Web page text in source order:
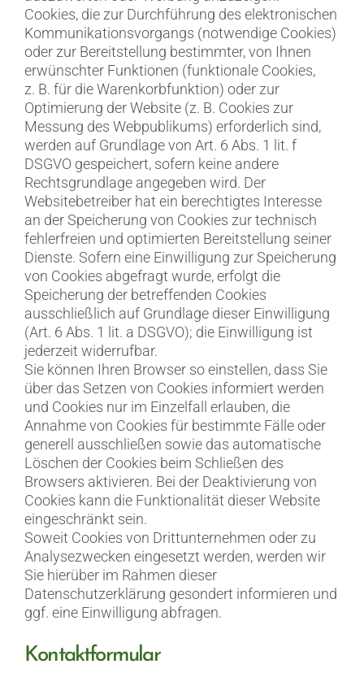
Cookies, die zur Durchführung des elektronischen
Kommunikationsvorgangs (notwendige Cookies)
oder zur Bereitstellung bestimmter, von Ihnen
erwünschter Funktionen (funktionale Cookies,
z. B. für die Warenkorbfunktion) oder zur
Optimierung der Website (z. B. Cookies zur
Messung des Webpublikums) erforderlich sind,
werden auf Grundlage von Art. 6 Abs. 1 lit. f
DSGVO gespeichert, sofern keine andere
Rechtsgrundlage angegeben wird. Der
Websitebetreiber hat ein berechtigtes Interesse
an der Speicherung von Cookies zur technisch
fehlerfreien und optimierten Bereitstellung seiner
Dienste. Sofern eine Einwilligung zur Speicherung
von Cookies abgefragt wurde, erfolgt die
Speicherung der betreffenden Cookies
ausschließlich auf Grundlage dieser Einwilligung
(Art. 6 Abs. 1 lit. a DSGVO); die Einwilligung ist
jederzeit widerrufbar.
Sie können Ihren Browser so einstellen, dass Sie
über das Setzen von Cookies informiert werden
und Cookies nur im Einzelfall erlauben, die
Annahme von Cookies für bestimmte Fälle oder
generell ausschließen sowie das automatische
Löschen der Cookies beim Schließen des
Browsers aktivieren. Bei der Deaktivierung von
Cookies kann die Funktionalität dieser Website
eingeschränkt sein.
Soweit Cookies von Drittunternehmen oder zu
Analysezwecken eingesetzt werden, werden wir
Sie hierüber im Rahmen dieser
Datenschutzerklärung gesondert informieren und
ggf. eine Einwilligung abfragen.
Kontaktformular